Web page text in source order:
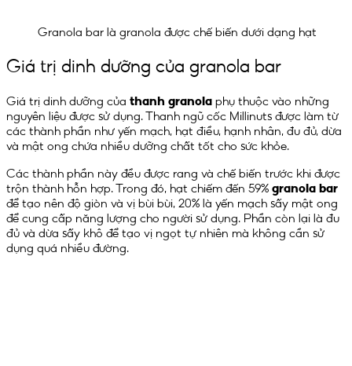
Granola bar là granola được chế biến dưới dạng hạt
Giá trị dinh dưỡng của granola bar
Giá trị dinh dưỡng của thanh granola phụ thuộc vào những
nguyên liệu được sử dụng. Thanh ngũ cốc Millinuts được làm từ
các thành phần như yến mạch, hạt điều, hạnh nhân, đu đủ, dừa
và mật ong chứa nhiều dưỡng chất tốt cho sức khỏe.
Các thành phần này đều được rang và chế biến trước khi được
trộn thành hỗn hợp. Trong đó, hạt chiếm đến 59% granola bar
để tạo nên độ giòn và vị bùi bùi, 20% là yến mạch sấy mật ong
để cung cấp năng lượng cho người sử dụng. Phần còn lại là đu
đủ và dừa sấy khô để tạo vị ngọt tự nhiên mà không cần sử
dụng quá nhiều đường.